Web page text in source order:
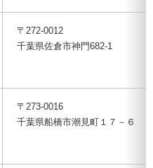
〒272-0012
千葉県佐倉市神門682-1
〒273-0016
千葉県船橋市潮見町１７－６